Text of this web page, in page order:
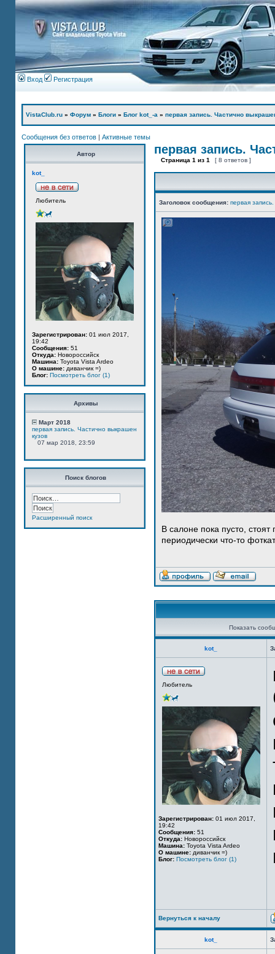
Вход Регистрация
VistaClub.ru » Форум » Блоги » Блог kot_-а » первая запись. Частично
Сообщения без ответов | Активные темы
Автор
kot_
Любитель
Зарегистрирован: 01 июл 2017,
19:42
Сообщения: 51
Откуда: Новороссийск
Машина: Toyota Vista Ardeo
О машине: диванчик =)
Блог: Посмотреть блог (1)
Архивы
Март 2018
первая запись. Частично выкрашен
кузов
07 мар 2018, 23:59
Поиск блогов
Расширенный поиск
первая запись.
Страница 1 из 1 [ 8 ответов ]
Заголовок сообщения: первая
В салоне пока пусто,
периодически что-то
Показать
kot_
Любитель
Зарегистрирован: 01 июл 2017,
19:42
Сообщения: 51
Откуда: Новороссийск
Машина: Toyota Vista Ardeo
О машине: диванчик =)
Блог: Посмотреть блог (1)
Вернуться к началу
kot_